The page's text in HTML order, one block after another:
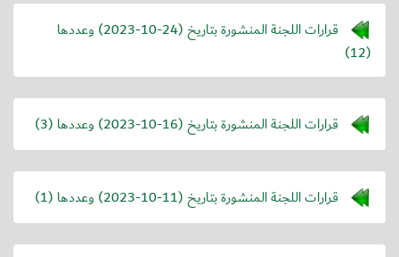
قرارات اللجنة المنشورة بتاريخ (2023-10-24) وعددها
(12)
قرارات اللجنة المنشورة بتاريخ (2023-10-16) وعددها (3)
قرارات اللجنة المنشورة بتاريخ (2023-10-11) وعددها (1)